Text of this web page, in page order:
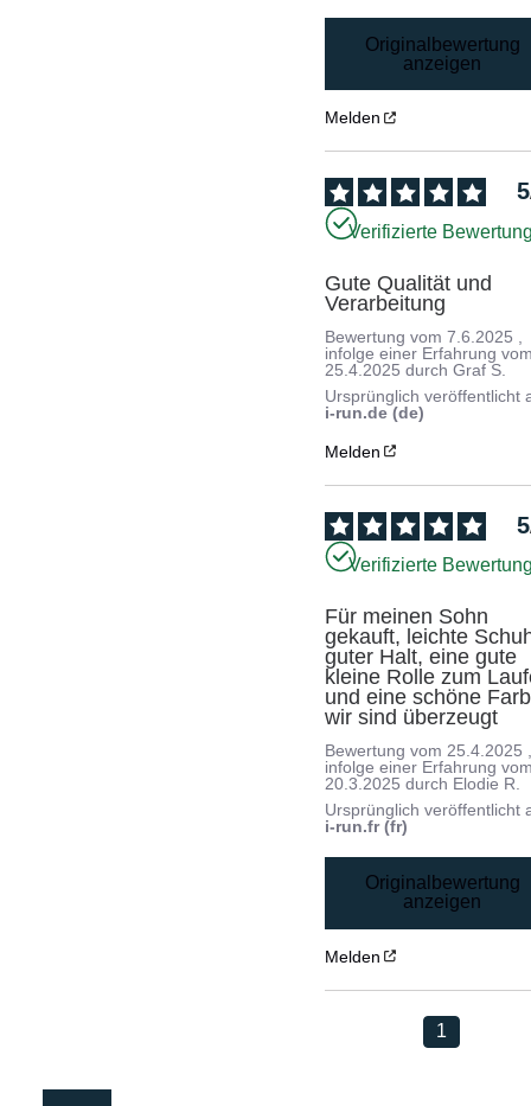
Originalbewertung
anzeigen
Melden
5
Verifizierte
Gute Qualität und
Verarbeitung
Bewertung vom7.6.2025
infolge einer Erfahrung
25.4.2025 durchGraf S.
Ursprünglich veröffentlicht
i-run.de (de)
Melden
5
Verifizierte
Für meinen Sohn
gekauft, leichte
guter Halt, eine gute
kleine Rolle zum
und eine schöne
wir sind überzeugt
Bewertung vom 25.4.2025
infolge einer Erfahrung
20.3.2025 durch Elodie R.
Ursprünglich veröffentlicht
i-run.fr (fr)
Originalbewertung
anzeigen
Melden
1